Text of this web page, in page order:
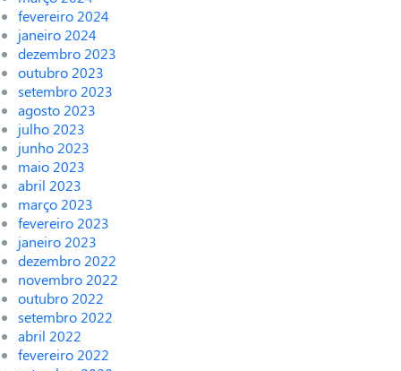
fevereiro 2024
janeiro 2024
dezembro 2023
outubro 2023
setembro 2023
agosto 2023
julho 2023
junho 2023
maio 2023
abril 2023
março 2023
fevereiro 2023
janeiro 2023
dezembro 2022
novembro 2022
outubro 2022
setembro 2022
abril 2022
fevereiro 2022